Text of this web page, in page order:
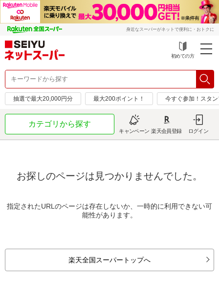
身近なスーパーがネットで便利に・おトクに
初めての方
抽選で最大20,000円分 最大200ポイント！ 今すぐ参加！スタ
カテゴリから探す
キャンペーン 楽天会員登録 ログイン
お探しのページは見つかりませんでした。
指定されたURLのページは存在しないか、一時的に利用できない可
能性があります。
楽天全国スーパートップへ